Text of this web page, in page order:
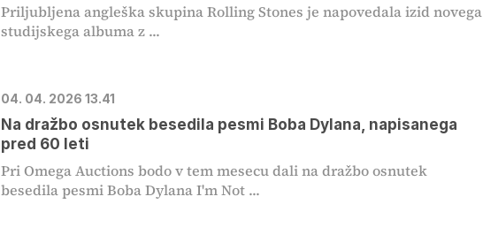
Priljubljena angleška skupina Rolling Stones je napovedala izid novega
studijskega albuma z ...
04. 04. 2026 13.41
Na dražbo osnutek besedila pesmi Boba Dylana, napisanega
pred 60 leti
Pri Omega Auctions bodo v tem mesecu dali na dražbo osnutek
besedila pesmi Boba Dylana I'm Not ...